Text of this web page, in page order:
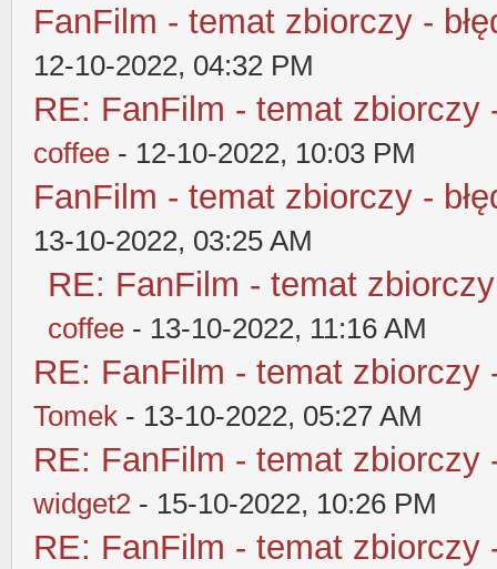
FanFilm - temat zbiorczy -
12-10-2022, 04:32 PM
RE: FanFilm - temat zbiorczy
coffee - 12-10-2022, 10:03 PM
FanFilm - temat zbiorczy -
13-10-2022, 03:25 AM
RE: FanFilm - temat
coffee - 13-10-2022, 11:16 AM
RE: FanFilm - temat zbiorczy
Tomek - 13-10-2022, 05:27 AM
RE: FanFilm - temat zbiorczy
widget2 - 15-10-2022, 10:26 PM
RE: FanFilm - temat zbiorczy